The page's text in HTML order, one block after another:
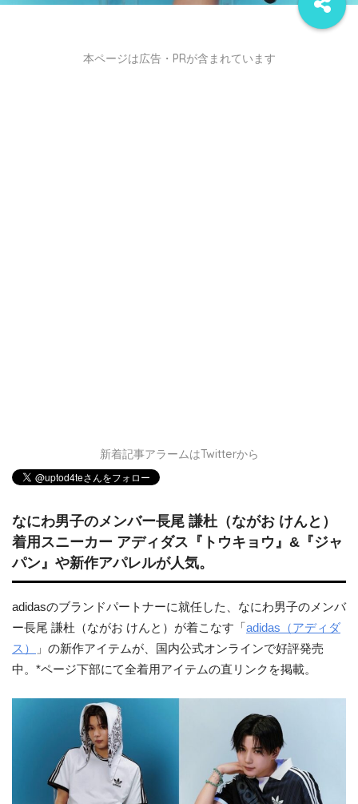
本ページは広告・PRが含まれています
新着記事アラームはTwitterから
なにわ男子のメンバー長尾 謙杜（ながお けんと）
着用スニーカー アディダス『トウキョウ』&『ジャ
パン』や新作アパレルが人気。
adidasのブランドパートナーに就任した、なにわ男子のメンバ
ー長尾 謙杜（ながお けんと）が着こなす「 adidas（アディダ
ス）
」の新作アイテムが、国内公式オンラインで好評発売
中。*ページ下部にて全着用アイテムの直リンクを掲載。